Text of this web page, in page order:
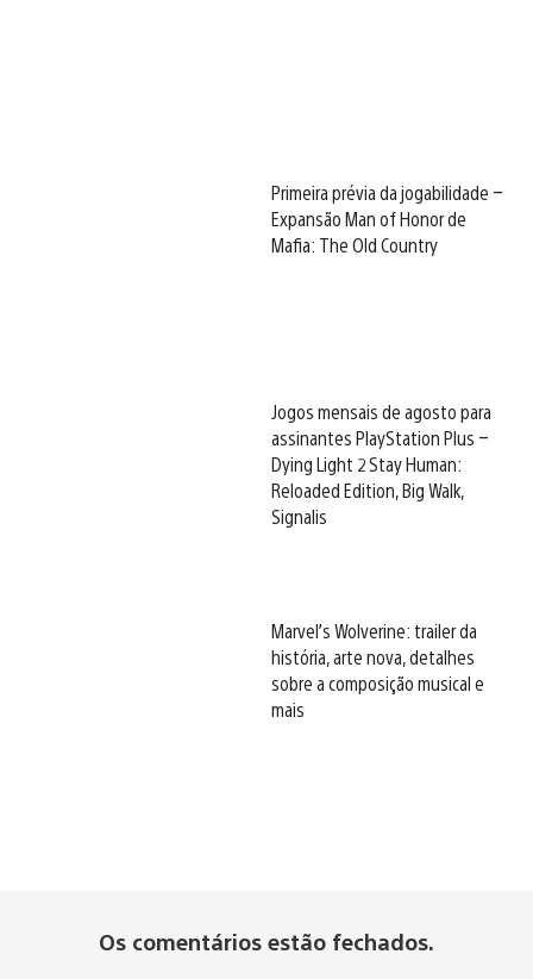
Primeira prévia da jogabilidade –
Expansão Man of Honor de
Mafia: The Old Country
Jogos mensais de agosto para
assinantes PlayStation Plus –
Dying Light 2 Stay Human:
Reloaded Edition, Big Walk,
Signalis
Marvel’s Wolverine: trailer da
história, arte nova, detalhes
sobre a composição musical e
mais
Os comentários estão fechados.